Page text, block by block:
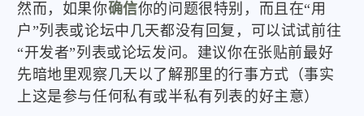
然而，如果你确信你的问题很特别，而且在“用
户”列表或论坛中几天都没有回复，可以试试前往
“开发者”列表或论坛发问。建议你在张贴前最好
先暗地里观察几天以了解那里的行事方式（事实
上这是参与任何私有或半私有列表的好主意）